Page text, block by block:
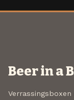
Beer in a